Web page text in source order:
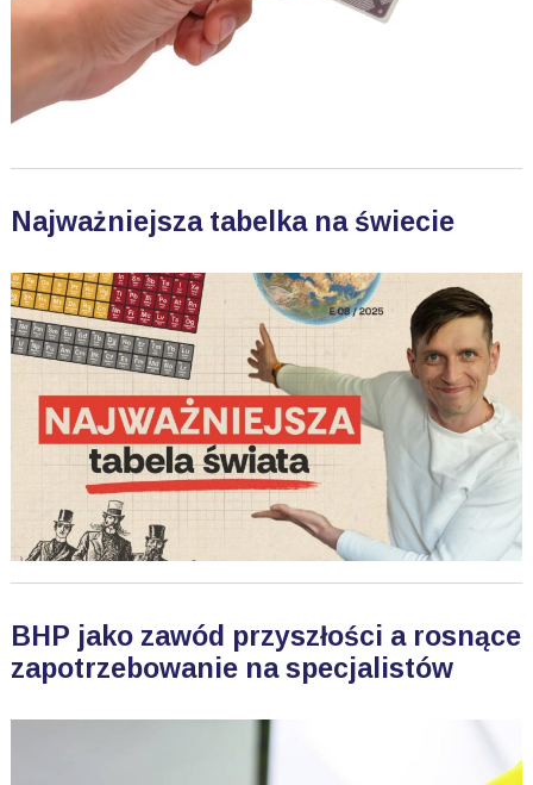
Najważniejsza tabelka na świecie
BHP jako zawód przyszłości a rosnące
zapotrzebowanie na specjalistów